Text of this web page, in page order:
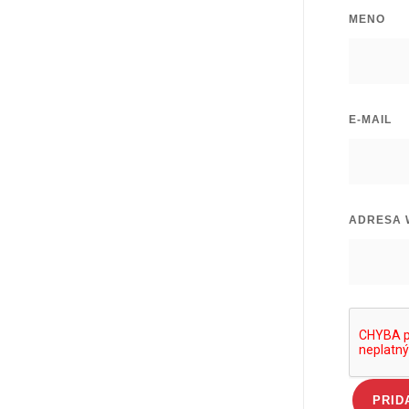
MENO
E-MAIL
ADRESA